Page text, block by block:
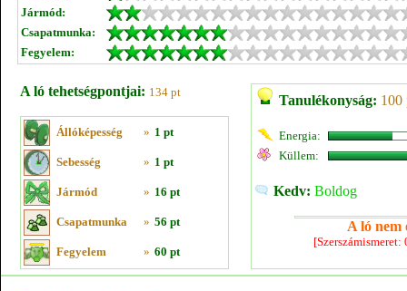
Jármód:
Csapatmunka:
Fegyelem:
A ló tehetségpontjai: 134 pt
Állóképesség » 1 pt
Sebesség » 1 pt
Jármód » 16 pt
Csapatmunka » 56 pt
Fegyelem » 60 pt
Tanulékonyság: 100
Energia:
Küllem:
Kedv: Boldog
A ló nem